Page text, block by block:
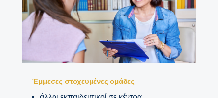
Έμμεσες στοχευμένες ομάδες